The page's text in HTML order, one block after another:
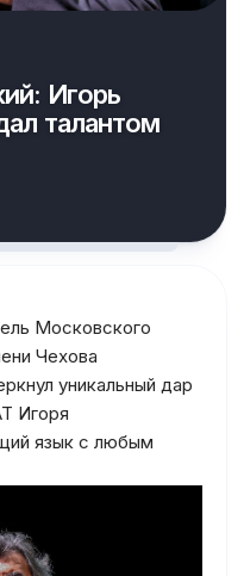
Игорь
талантом
Московского
Чехова
уникальный дар
Игоря
язык с любым